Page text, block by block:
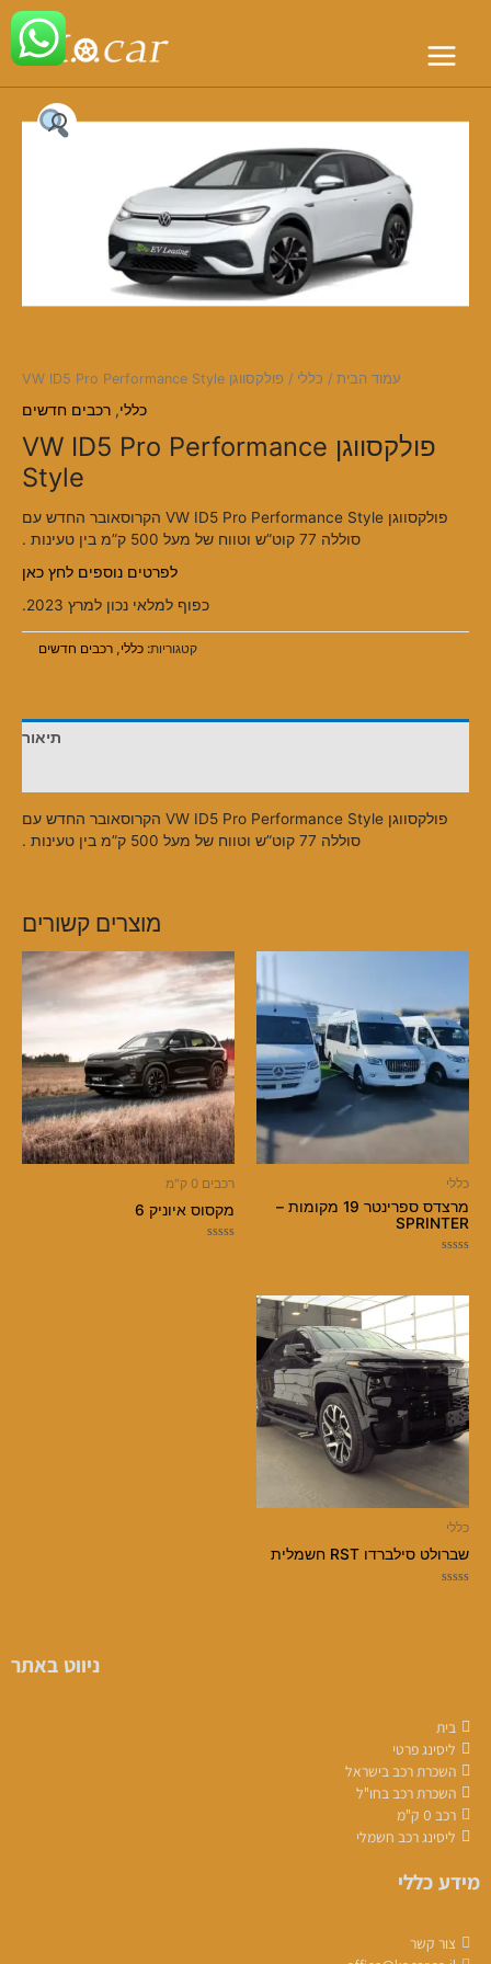
MENU
עמוד הבית / כללי / פולקסווגן VW ID5 Pro Performance Style
כללי, רכבים חדשים
פולקסווגן VW ID5 Pro Performance
Style
פולקסווגן VW ID5 Pro Performance Style הקרוסאובר החדש עם
סוללה 77 קוט”ש וטווח של מעל 500 ק”מ בין טעינות .
לפרטים נוספים לחץ כאן
כפוף למלאי נכון למרץ 2023.
קטגוריות: כללי, רכבים חדשים
תיאור
פולקסווגן VW ID5 Pro Performance Style הקרוסאובר החדש עם
סוללה 77 קוט”ש וטווח של מעל 500 ק”מ בין טעינות .
מוצרים קשורים
כללי
מרצדס ספרינטר 19 מקומות –
SPRINTER
5
רכבים 0 ק"מ
מקסוס איוניק 6
כללי
שברולט סילברדו RST חשמלית
ניווט באתר
בית
ליסינג פרטי
השכרת רכב בישראל
השכרת רכב בחו"ל
רכב 0 ק"מ
ליסינג רכב חשמלי
מידע כללי
צור קשר